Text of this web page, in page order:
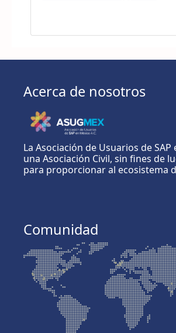
Acerca de nosotros
La Asociación de Usuarios de SAP
una Asociación Civil, sin fines de
para proporcionar al ecosistema
Comunidad